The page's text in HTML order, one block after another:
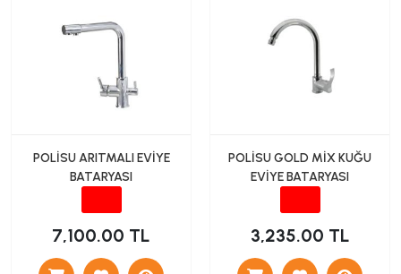
POLİSU ARITMALI EVİYE
BATARYASI
7,100.00 TL
POLİSU GOLD MİX KUĞU
EVİYE BATARYASI
3,235.00 TL